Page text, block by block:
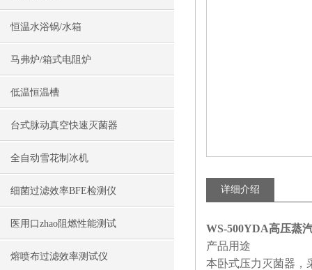
恒温水浴锅/水箱
马弗炉/箱式电阻炉
低温恒温槽
台式脉动真空快速灭菌器
全自动雪花制冰机
细菌过滤效率BFE检测仪
医用口zhao阻燃性能测试
熔喷布过滤效率测试仪
详细介绍
WS-500YDA高压蒸
产品用途
本卧式压力灭菌器，